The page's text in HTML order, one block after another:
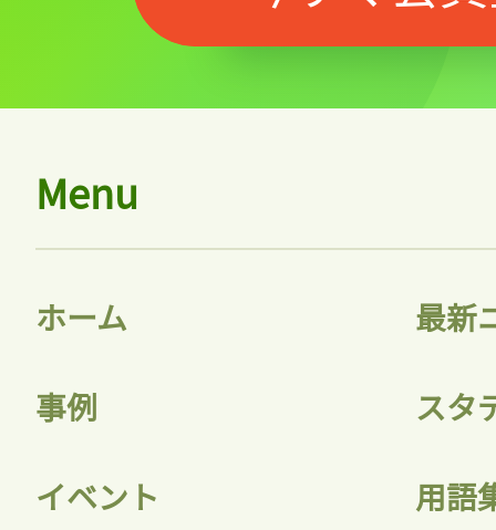
Menu
ホーム 最新
事例 スタ
イベント 用語